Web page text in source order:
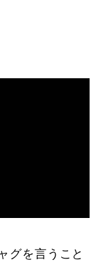
グを言うこと